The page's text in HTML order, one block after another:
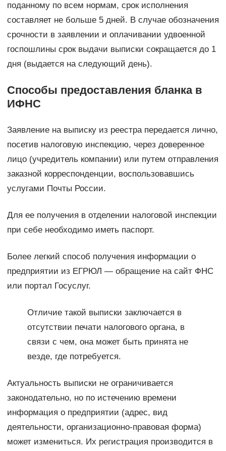
поданному по всем нормам, срок исполнения
составляет не больше 5 дней. В случае обозначения
срочности в заявлении и оплачивании удвоенной
госпошлины срок выдачи выписки сокращается до 1
дня (выдается на следующий день).
Способы предоставления бланка в
ИФНС
Заявление на выписку из реестра передается лично,
посетив налоговую инспекцию, через доверенное
лицо (учредитель компании) или путем отправления
заказной корреспонденции, воспользовавшись
услугами Почты России.
Для ее получения в отделении налоговой инспекции
при себе необходимо иметь паспорт.
Более легкий способ получения информации о
предприятии из ЕГРЮЛ — обращение на сайт ФНС
или портал Госуслуг.
Отличие такой выписки заключается в
отсутствии печати налогового органа, в
связи с чем, она может быть принята не
везде, где потребуется.
Актуальность выписки не ограничивается
законодательно, но по истечению времени
информация о предприятии (адрес, вид
деятельности, организационно-правовая форма)
может измениться. Их регистрация производится в